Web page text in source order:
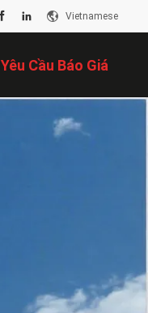
Vietnamese
Yêu Cầu Báo Giá